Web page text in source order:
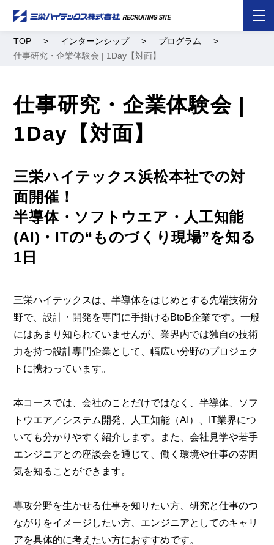
TOP インターンシップ
プログラム
仕事研究・企業体験会 | 1Day【対面】
仕事研究・企業体験会 |
1Day【対面】
三栄ハイテックス浜松本社での対
面開催！
半導体・ソフトウエア・人工知能
(AI)・ITの“ものづくり現場”を知る
1日
三栄ハイテックスは、半導体をはじめとする先端技術分
野で、設計・開発を専門に手掛けるBtoB企業です。一般
にはあまり知られていませんが、業界内では独自の技術
力を持つ設計専門企業として、幅広い分野のプロジェク
トに携わっています。
本コースでは、会社のことだけではなく、半導体、ソフ
トウエア／システム開発、人工知能（AI）、IT業界につ
いても分かりやすく紹介します。また、会社見学や若手
エンジニアとの座談会を通じて、働く環境や仕事の雰囲
気を知ることができます。
専攻分野を生かせる仕事を知りたい方、研究と仕事のつ
ながりをイメージしたい方、エンジニアとしてのキャリ
アを具体的に考えたい方におすすめです。